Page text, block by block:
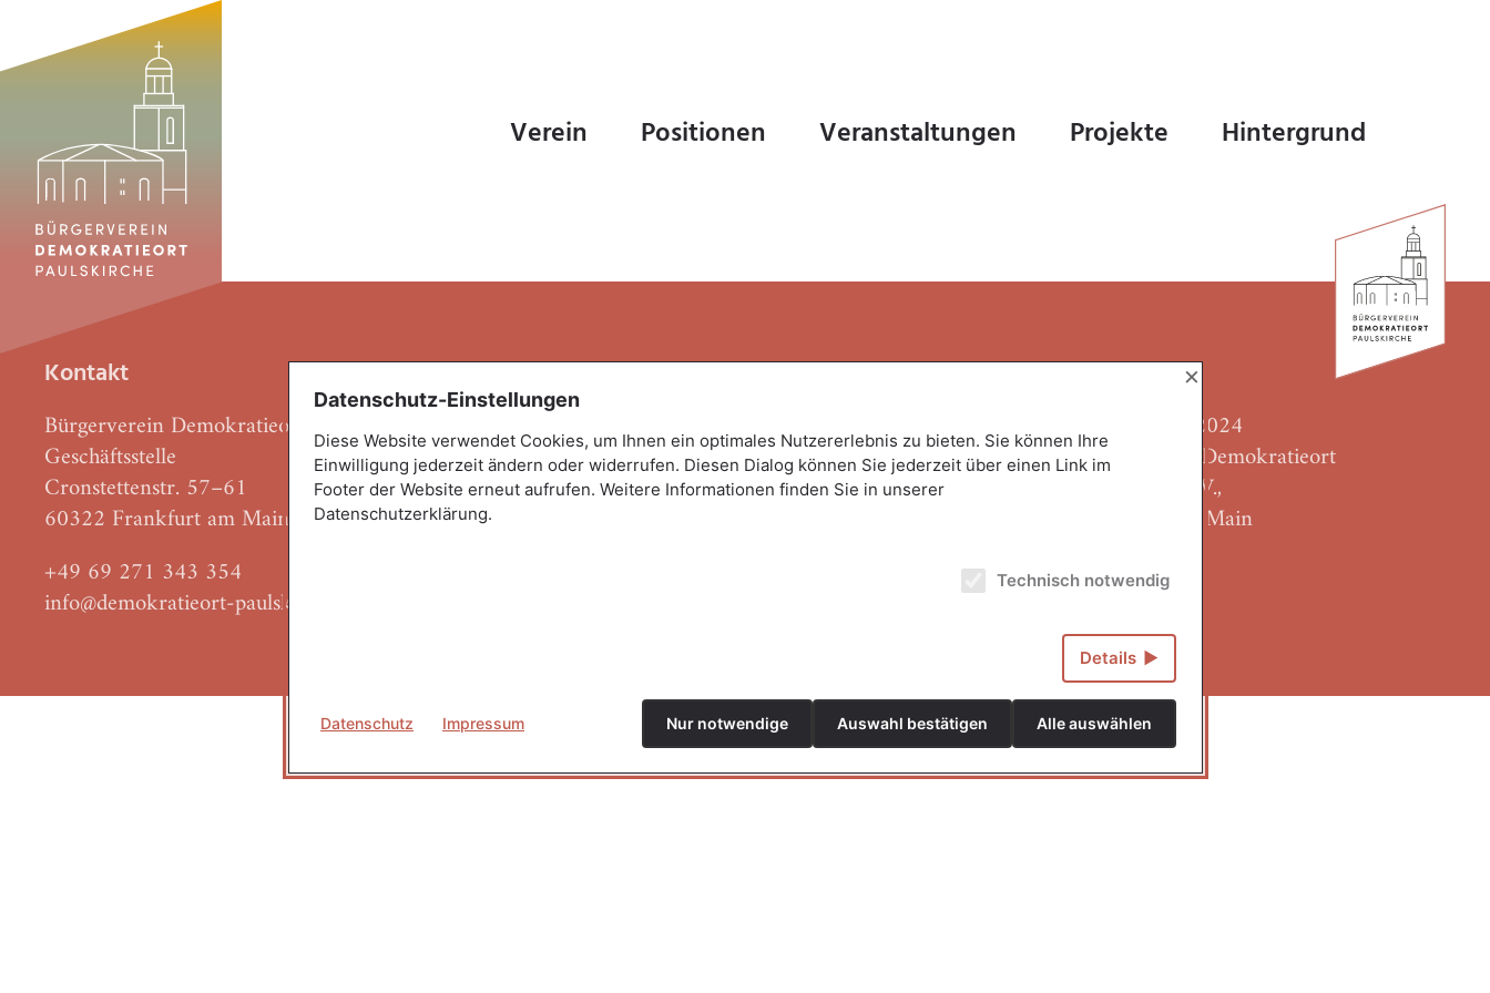
Verein Positionen Veranstaltungen Projekte Hintergrund
Kontakt
Bürgerverein Demokratieort Paulskirche e.V.
Geschäftsstelle
Cronstettenstr. 57–61
60322 Frankfurt am Main
+49 69 271 343 354
info@demokratieort-paulskirche.de
Rechtliches
Impressum
Datenschutz
Cookie-Einstellungen
Copyright © 2024
Bürgerverein Demokratieort
Paulskirche e.V.,
Frankfurt am Main
Datenschutz-Einstellungen
×
Diese Website verwendet Cookies, um Ihnen ein optimales Nutzererlebnis zu bieten. Sie können Ihre
Einwilligung jederzeit ändern oder widerrufen. Diesen Dialog können Sie jederzeit über einen Link im
Footer der Website erneut aufrufen. Weitere Informationen finden Sie in unserer
Datenschutzerklärung.
Technisch notwendig
Details
Nur notwendige Auswahl bestätigen Alle auswählen
Datenschutz Impressum